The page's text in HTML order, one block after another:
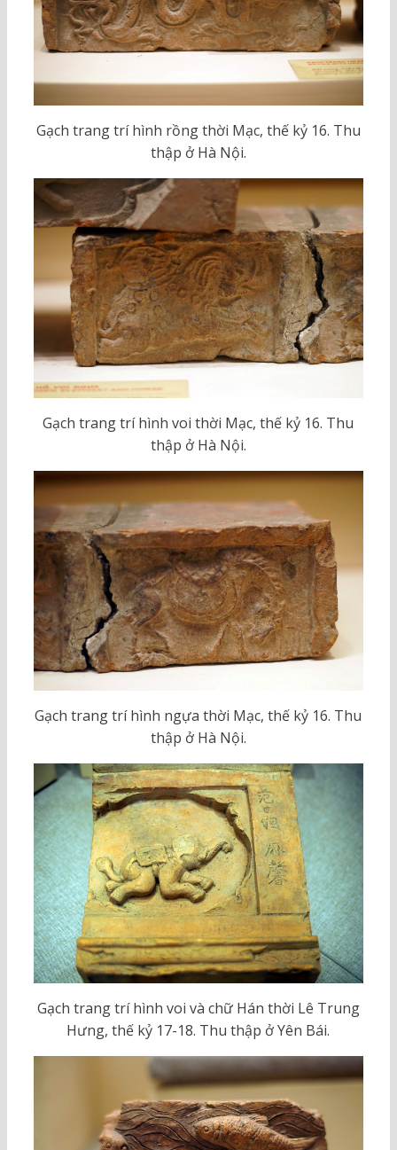
Gạch trang trí hình rồng thời Mạc, thế kỷ 16. Thu
thập ở Hà Nội.
Gạch trang trí hình voi thời Mạc, thế kỷ 16. Thu
thập ở Hà Nội.
Gạch trang trí hình ngựa thời Mạc, thế kỷ 16. Thu
thập ở Hà Nội.
Gạch trang trí hình voi và chữ Hán thời Lê Trung
Hưng, thế kỷ 17-18. Thu thập ở Yên Bái.